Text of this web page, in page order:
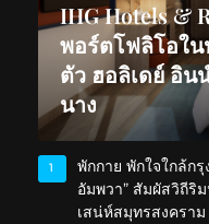
IHG Hotels &
พอร์ตโฟลิโอใน
ตัว ฮอลิเดย์ อิน
นาง
1
พักกาย พักใจใกล้ก
อัมพวา” สัมผัสวิถีริ
เสน่ห์สมุทรสงคราม